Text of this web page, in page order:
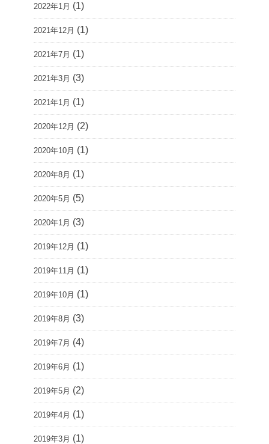
2022年1月 (1)
2021年12月 (1)
2021年7月 (1)
2021年3月 (3)
2021年1月 (1)
2020年12月 (2)
2020年10月 (1)
2020年8月 (1)
2020年5月 (5)
2020年1月 (3)
2019年12月 (1)
2019年11月 (1)
2019年10月 (1)
2019年8月 (3)
2019年7月 (4)
2019年6月 (1)
2019年5月 (2)
2019年4月 (1)
2019年3月 (1)